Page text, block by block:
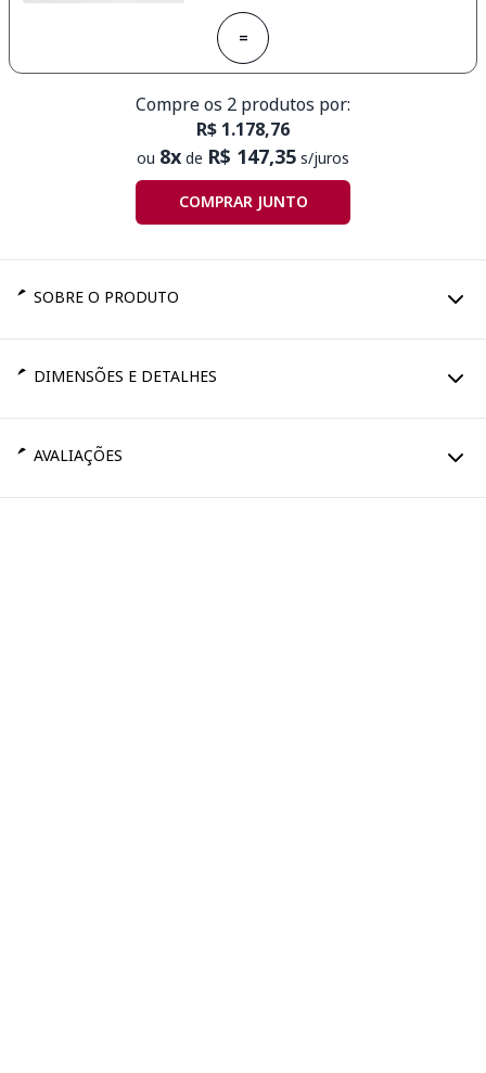
=
Compre os 2 produtos por:
R$ 1.178,76
ou 8x de R$ 147,35 s/juros
COMPRAR JUNTO
SOBRE O PRODUTO
DIMENSÕES E DETALHES
AVALIAÇÕES